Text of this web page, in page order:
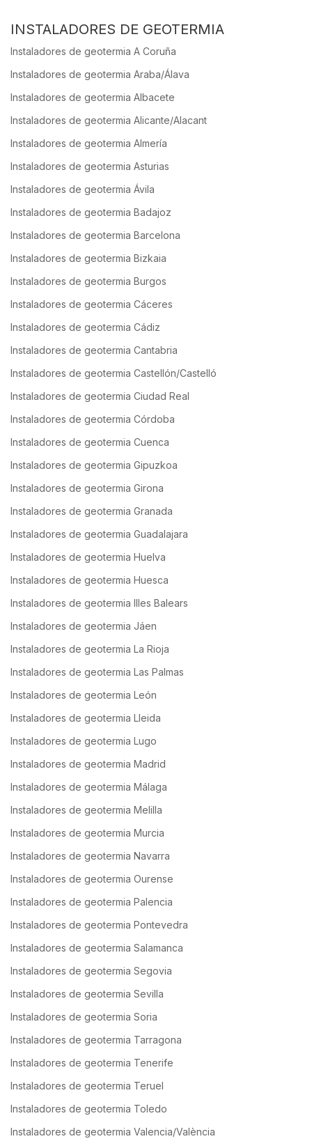
INSTALADORES DE GEOTERMIA
Instaladores de geotermia A Coruña
Instaladores de geotermia Araba/Álava
Instaladores de geotermia Albacete
Instaladores de geotermia Alicante/Alacant
Instaladores de geotermia Almería
Instaladores de geotermia Asturias
Instaladores de geotermia Ávila
Instaladores de geotermia Badajoz
Instaladores de geotermia Barcelona
Instaladores de geotermia Bizkaia
Instaladores de geotermia Burgos
Instaladores de geotermia Cáceres
Instaladores de geotermia Cádiz
Instaladores de geotermia Cantabria
Instaladores de geotermia Castellón/Castelló
Instaladores de geotermia Ciudad Real
Instaladores de geotermia Córdoba
Instaladores de geotermia Cuenca
Instaladores de geotermia Gipuzkoa
Instaladores de geotermia Girona
Instaladores de geotermia Granada
Instaladores de geotermia Guadalajara
Instaladores de geotermia Huelva
Instaladores de geotermia Huesca
Instaladores de geotermia Illes Balears
Instaladores de geotermia Jáen
Instaladores de geotermia La Rioja
Instaladores de geotermia Las Palmas
Instaladores de geotermia León
Instaladores de geotermia Lleida
Instaladores de geotermia Lugo
Instaladores de geotermia Madrid
Instaladores de geotermia Málaga
Instaladores de geotermia Melilla
Instaladores de geotermia Murcia
Instaladores de geotermia Navarra
Instaladores de geotermia Ourense
Instaladores de geotermia Palencia
Instaladores de geotermia Pontevedra
Instaladores de geotermia Salamanca
Instaladores de geotermia Segovia
Instaladores de geotermia Sevilla
Instaladores de geotermia Soria
Instaladores de geotermia Tarragona
Instaladores de geotermia Tenerife
Instaladores de geotermia Teruel
Instaladores de geotermia Toledo
Instaladores de geotermia Valencia/València